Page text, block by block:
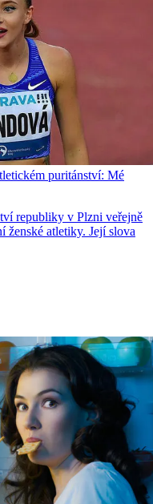
puritánství: Mé
republiky v Plzni veřejně
ženské atletiky. Její slova